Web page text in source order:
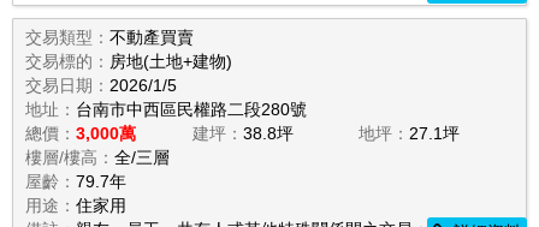
交易類型： 不動產買賣
交易標的： 房地(土地+建物)
交易日期： 2026/1/5
地址： 台南市中西區民權路二段280號
總價： 3,000萬 建坪： 38.8坪 地坪： 27.1坪
樓層/樓高： 全/三層
屋齡： 79.7年
用途： 住家用